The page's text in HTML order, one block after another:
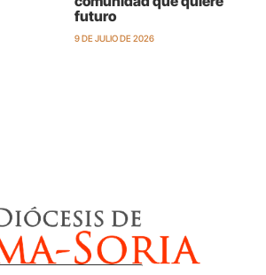
futuro
9 DE JULIO DE 2026